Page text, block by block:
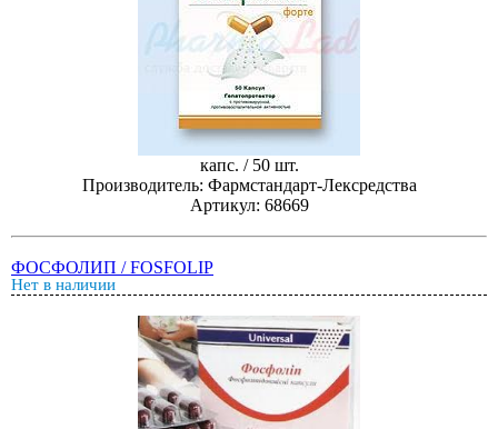
капс. / 50 шт.
Производитель: Фармстандарт-Лексредства
Артикул: 68669
ФОСФОЛИП / FOSFOLIP
Нет в наличии